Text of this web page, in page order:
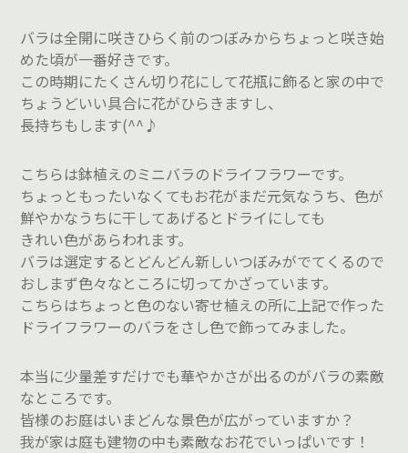
バラは全開に咲きひらく前のつぼみからちょっと咲き始
めた頃が一番好きです。
この時期にたくさん切り花にして花瓶に飾ると家の中で
ちょうどいい具合に花がひらきますし、
長持ちもします(^^♪
こちらは鉢植えのミニバラのドライフラワーです。
ちょっともったいなくてもお花がまだ元気なうち、色が
鮮やかなうちに干してあげるとドライにしても
きれい色があらわれます。
バラは選定するとどんどん新しいつぼみがでてくるので
おしまず色々なところに切ってかざっています。
こちらはちょっと色のない寄せ植えの所に上記で作った
ドライフラワーのバラをさし色で飾ってみました。
本当に少量差すだけでも華やかさが出るのがバラの素敵
なところです。
皆様のお庭はいまどんな景色が広がっていますか？
我が家は庭も建物の中も素敵なお花でいっぱいです！